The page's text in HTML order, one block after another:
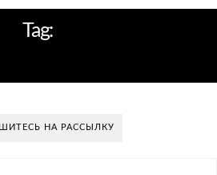
Tag:
НА РАССЫЛКУ